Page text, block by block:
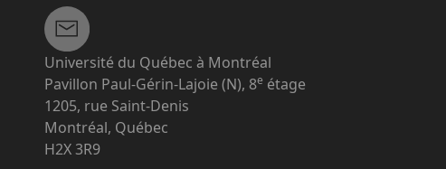
Université du Québec à Montréal
Pavillon Paul-Gérin-Lajoie (N), 8e étage
1205, rue Saint-Denis
Montréal, Québec
H2X 3R9